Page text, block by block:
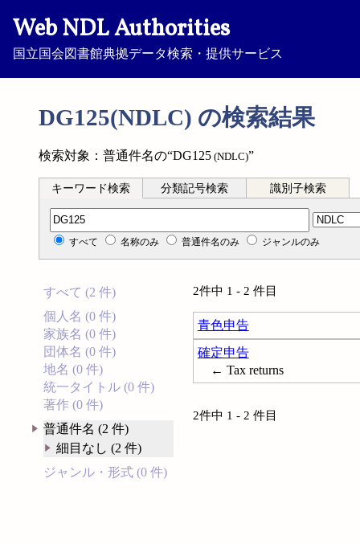
Web NDL Authorities
国立国会図書館典拠データ検索・提供サービス
DG125(NDLC) の検索結果
検索対象：普通件名の“DG125 (NDLC)”
キーワード検索 分類記号検索 識別子検索
分類記号検索
すべて 名称のみ 普通件名のみ ジャンルのみ
すべて (2 件)
個人名 (0 件)
家族名 (0 件)
団体名 (0 件)
地名 (0 件)
統一タイトル (0 件)
著作 (0 件)
普通件名 (2 件)
細目なし (2 件)
ジャンル・形式 (0 件)
2件中 1 - 2 件目
青色申告
確定申告
← Tax returns
2件中 1 - 2 件目